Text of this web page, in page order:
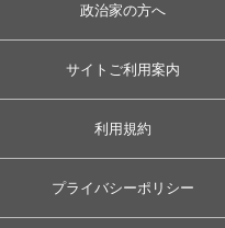
政治家の方へ
サイトご利用案内
利用規約
プライバシーポリシー